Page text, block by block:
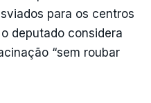
para os centros
deputado considera
“sem roubar